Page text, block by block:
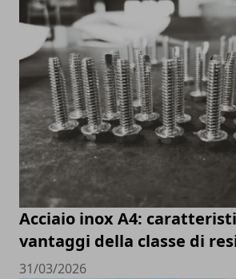
Acciaio inox A4:
vantaggi della classe di
31/03/2026